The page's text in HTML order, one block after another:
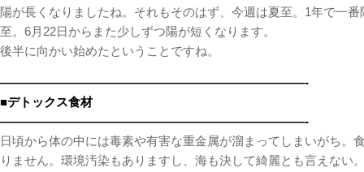
陽が長くなりましたね。それもそのはず、今週は夏至。1年で一
至。6月22日からまた少しずつ陽が短くなります。
後半に向かい始めたということですね。
—————————————————————————-
■デトックス食材
—————————————————————————-
日頃から体の中には毒素や有害な重金属が溜まってしまいがち。
りません。環境汚染もありますし、海も決して綺麗とも言えない